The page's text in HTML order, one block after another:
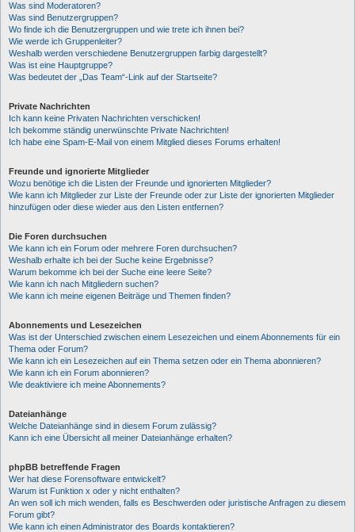
Was sind Moderatoren?
Was sind Benutzergruppen?
Wo finde ich die Benutzergruppen und wie trete ich ihnen bei?
Wie werde ich Gruppenleiter?
Weshalb werden verschiedene Benutzergruppen farbig dargestellt?
Was ist eine Hauptgruppe?
Was bedeutet der „Das Team“-Link auf der Startseite?
Private Nachrichten
Ich kann keine Privaten Nachrichten verschicken!
Ich bekomme ständig unerwünschte Private Nachrichten!
Ich habe eine Spam-E-Mail von einem Mitglied dieses Forums erhalten!
Freunde und ignorierte Mitglieder
Wozu benötige ich die Listen der Freunde und ignorierten Mitglieder?
Wie kann ich Mitglieder zur Liste der Freunde oder zur Liste der ignorierten Mitglieder
hinzufügen oder diese wieder aus den Listen entfernen?
Die Foren durchsuchen
Wie kann ich ein Forum oder mehrere Foren durchsuchen?
Weshalb erhalte ich bei der Suche keine Ergebnisse?
Warum bekomme ich bei der Suche eine leere Seite?
Wie kann ich nach Mitgliedern suchen?
Wie kann ich meine eigenen Beiträge und Themen finden?
Abonnements und Lesezeichen
Was ist der Unterschied zwischen einem Lesezeichen und einem Abonnements für ein
Thema oder Forum?
Wie kann ich ein Lesezeichen auf ein Thema setzen oder ein Thema abonnieren?
Wie kann ich ein Forum abonnieren?
Wie deaktiviere ich meine Abonnements?
Dateianhänge
Welche Dateianhänge sind in diesem Forum zulässig?
Kann ich eine Übersicht all meiner Dateianhänge erhalten?
phpBB betreffende Fragen
Wer hat diese Forensoftware entwickelt?
Warum ist Funktion x oder y nicht enthalten?
An wen soll ich mich wenden, falls es Beschwerden oder juristische Anfragen zu diesem
Forum gibt?
Wie kann ich einen Administrator des Boards kontaktieren?